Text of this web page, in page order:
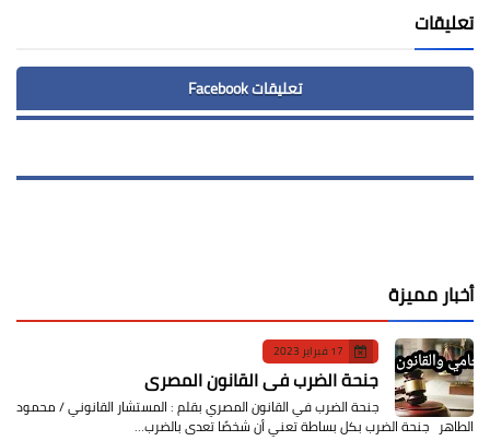
تعليقات
تعليقات Facebook
أخبار مميزة
17 فبراير 2023
جنحة الضرب في القانون المصري
جنحة الضرب في القانون المصري بقلم : المستشار القانوني / محمود
الطاهر جنحة الضرب بكل بساطة تعني أن شخصًا تعدى بالضرب…